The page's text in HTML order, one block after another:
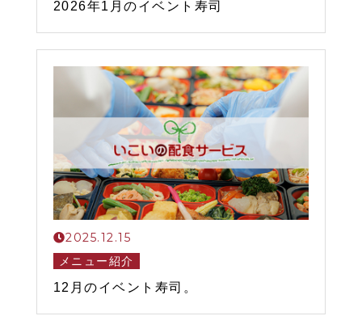
2026年1月のイベント寿司
2025.12.15
メニュー紹介
12月のイベント寿司。